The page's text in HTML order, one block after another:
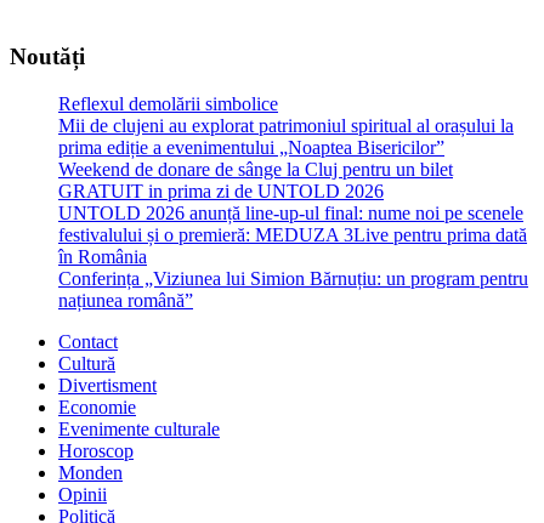
Noutăți
Reflexul demolării simbolice
Mii de clujeni au explorat patrimoniul spiritual al orașului la
prima ediție a evenimentului „Noaptea Bisericilor”
Weekend de donare de sânge la Cluj pentru un bilet
GRATUIT in prima zi de UNTOLD 2026
UNTOLD 2026 anunță line-up-ul final: nume noi pe scenele
festivalului și o premieră: MEDUZA 3Live pentru prima dată
în România
Conferința „Viziunea lui Simion Bărnuțiu: un program pentru
națiunea română”
Contact
Cultură
Divertisment
Economie
Evenimente culturale
Horoscop
Monden
Opinii
Politică